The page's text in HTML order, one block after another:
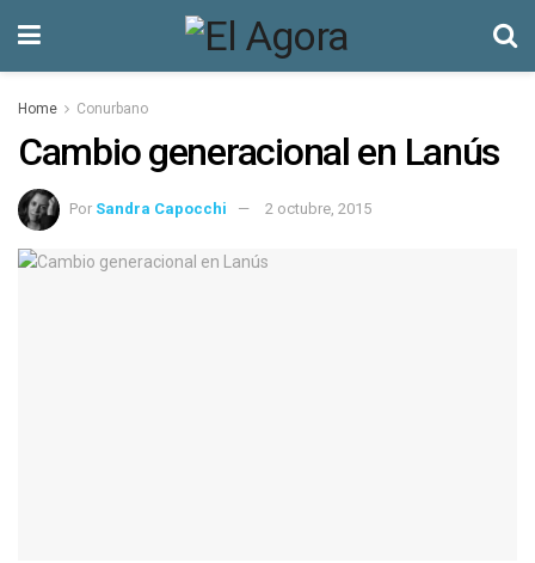
Home Conurbano
Cambio generacional en Lanús
Por Sandra Capocchi 2 octubre, 2015